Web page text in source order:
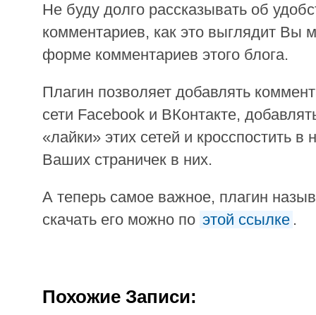
Не буду долго рассказывать об
комментариев, как это выглядит Вы
форме комментариев этого блога.
Плагин позволяет добавлять
сети Facebook и ВКонтакте,
«лайки» этих сетей и кросспостить в
Ваших страничек в них.
А теперь самое важное, плагин
скачать его можно по этой ссылке .
Похожие Записи: